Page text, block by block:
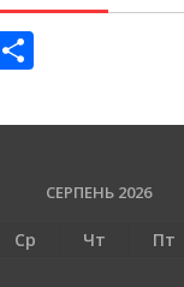
П
ді
и
т
СЕРПЕНЬ 2026
Ср Чт Пт